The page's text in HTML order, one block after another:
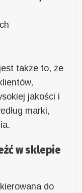
także to, że
jakości i
marki,
w sklepie
do